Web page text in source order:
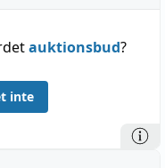
auktionsbud?
inte